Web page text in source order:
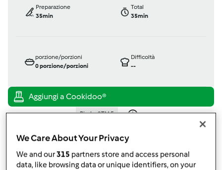
Preparazione
35min
Total
35min
porzione/porzioni
0porzione/porzioni
Difficoltà
--
Bimby ® TM 5
published: 05-11-2014
modificata: 05-11-2014
Aggiungi alle mie raccolte
We Care About Your Privacy
We and our315 partners store and access personal
data, like browsing data or unique identifiers, on your